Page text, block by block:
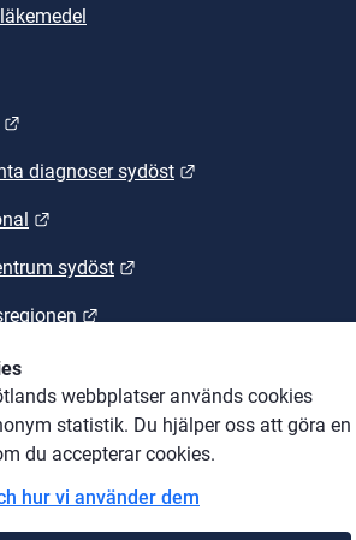
webbplatser används cookies
statistik. Du hjälper oss att göra en
du accepterar cookies.
hur vi använder dem
diagnoser sydöst
sydöst